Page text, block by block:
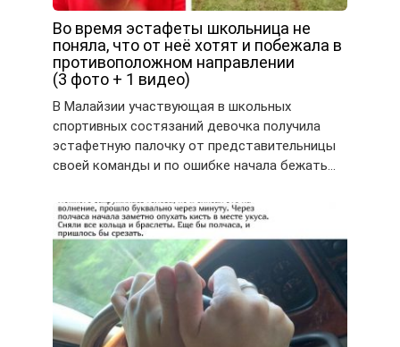
Во время эстафеты школьница не
поняла, что от неё хотят и побежала в
противоположном направлении
(3 фото + 1 видео)
В Малайзии участвующая в школьных
спортивных состязаний девочка получила
эстафетную палочку от представительницы
своей команды и по ошибке начала бежать…